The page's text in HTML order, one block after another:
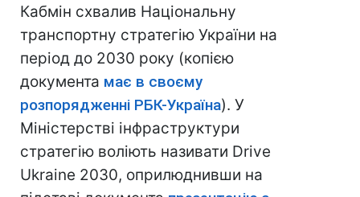
Кабмін схвалив Національну
транспортну стратегію України на
період до 2030 року (копією
документа має в своєму
розпорядженні РБК-Україна). У
Міністерстві інфраструктури
стратегію воліють називати Drive
Ukraine 2030, оприлюднивши на